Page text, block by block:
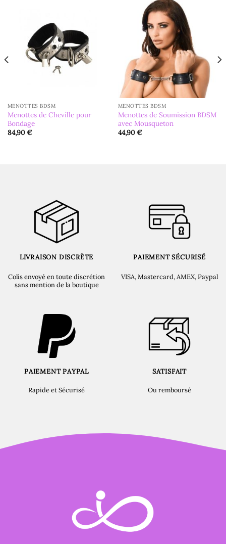
MENOTTES BDSM
Menottes de Cheville pour
Bondage
84,90€
MENOTTES BDSM
Menottes de Soumission BDSM
avec Mousqueton
44,90€
LIVRAISON DISCRÈTE
Colis envoyé en toute discrétion
sans mention de la boutique
PAIEMENT SÉCURISÉ
VISA, Mastercard, AMEX, Paypal
PAIEMENT PAYPAL
Rapide et Sécurisé
SATISFAIT
Ou remboursé